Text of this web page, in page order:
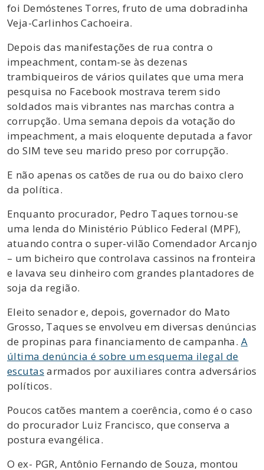
foi Demóstenes Torres, fruto de uma dobradinha
Veja-Carlinhos Cachoeira.
Depois das manifestações de rua contra o
impeachment, contam-se às dezenas
trambiqueiros de vários quilates que uma mera
pesquisa no Facebook mostrava terem sido
soldados mais vibrantes nas marchas contra a
corrupção. Uma semana depois da votação do
impeachment, a mais eloquente deputada a favor
do SIM teve seu marido preso por corrupção.
E não apenas os catões de rua ou do baixo clero
da política.
Enquanto procurador, Pedro Taques tornou-se
uma lenda do Ministério Público Federal (MPF),
atuando contra o super-vilão Comendador Arcanjo
– um bicheiro que controlava cassinos na fronteira
e lavava seu dinheiro com grandes plantadores de
soja da região.
Eleito senador e, depois, governador do Mato
Grosso, Taques se envolveu em diversas denúncias
de propinas para financiamento de campanha. A
última denúncia é sobre um esquema ilegal de
escutas armados por auxiliares contra adversários
políticos.
Poucos catões mantem a coerência, como é o caso
do procurador Luiz Francisco, que conserva a
postura evangélica.
O ex- PGR, Antônio Fernando de Souza, montou